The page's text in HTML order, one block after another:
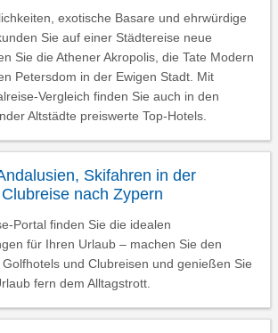
exotische Basare und ehrwürdige
Sie auf einer Städtereise neue
Sie die Athener Akropolis, die Tate Modern
Petersdom in der Ewigen Stadt. Mit
Vergleich finden Sie auch in den
Altstädte preiswerte Top-Hotels.
Skifahren in der
nach Zypern
Portal finden Sie die idealen
für Ihren Urlaub – machen Sie den
und Clubreisen und genießen Sie
fern dem Alltagstrott.